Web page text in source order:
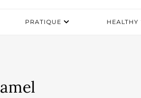
PRATIQUE HEALTHY